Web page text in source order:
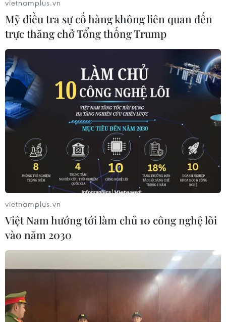
vietnamplus.vn
Mỹ điều tra sự cố hàng không liên quan đến
trực thăng chở Tổng thống Trump
vietnamplus.vn
Việt Nam hướng tới làm chủ 10 công nghệ lõi
vào năm 2030